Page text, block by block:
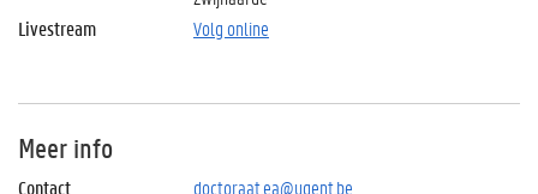
Livestream
Volg online
Meer info
Contact doctoraat.ea@ugent.be